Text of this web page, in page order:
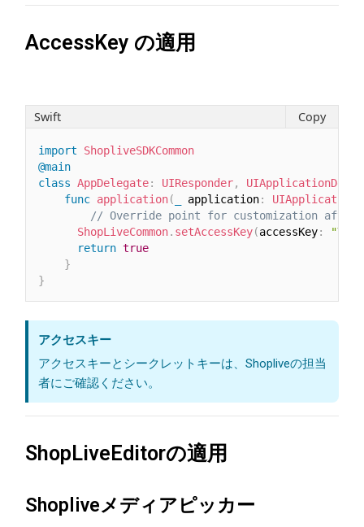
AccessKey の適用
import
ShopliveSDKCommon
@main
class AppDelegate: UIResponder,
func application( application: UIApplication
// Override point for customization after
ShopLiveCommon. setAccessKey(accessKey:
return true
}
}
Swift Copy
アクセスキー
アクセスキーとシークレットキーは、Shopliveの担当
者にご確認ください。
ShopLiveEditorの適用
Shopliveメディアピッカー